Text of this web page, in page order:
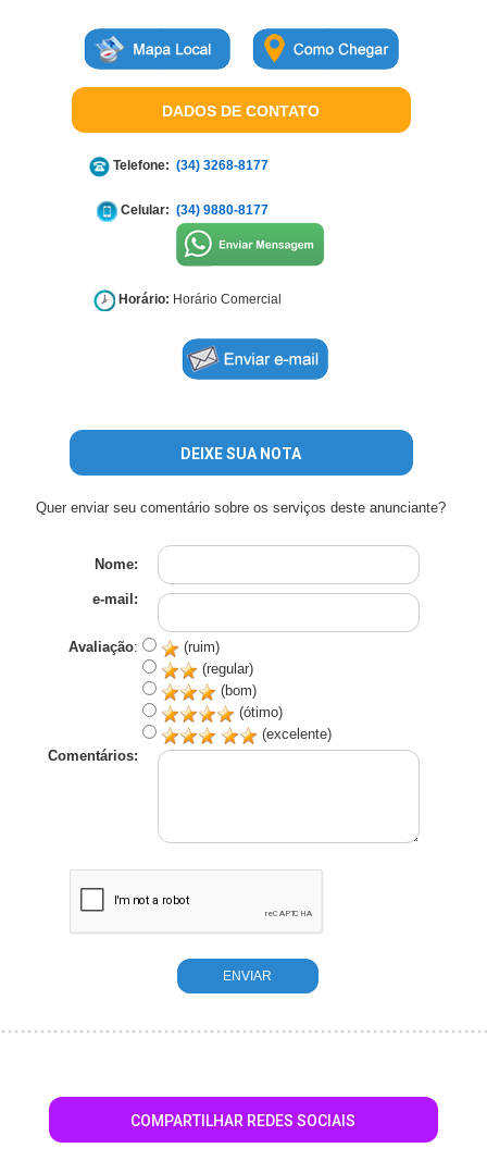
DADOS DE CONTATO
Telefone: (34) 3268-8177
Celular: (34) 9880-8177
Horário: Horário Comercial
DEIXE SUA NOTA
Quer enviar seu comentário sobre os serviços deste anunciante?
Nome:
e-mail:
Avaliação:
(ruim)
(regular)
(bom)
(ótimo)
(excelente)
Comentários:
COMPARTILHAR REDES SOCIAIS